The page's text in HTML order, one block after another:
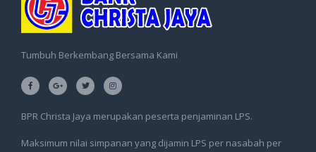
Tumbuh Berkembang Bersama Kami
BPR Christa Jaya merupakan peserta penjaminan LPS.
Maksimum nilai simpanan yang dijamin LPS per nasabah per